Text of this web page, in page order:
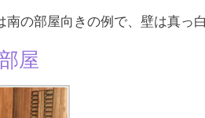
南の部屋向きの例で、壁は真っ
屋